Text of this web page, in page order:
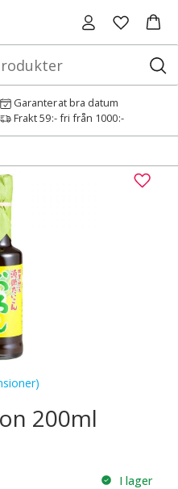
Garanterat bra datum
Frakt 59:- fri från 1000:-
200ml
I lager